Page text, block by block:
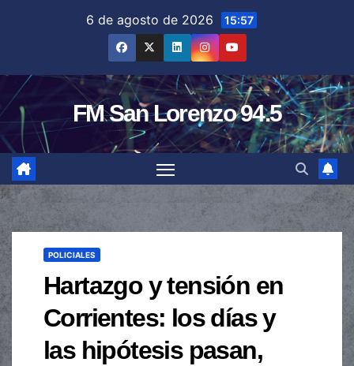
6 de agosto de 2026 15:57
FM San Lorenzo 94.5
POLICIALES
Hartazgo y tensión en
Corrientes: los días y
las hipótesis pasan,